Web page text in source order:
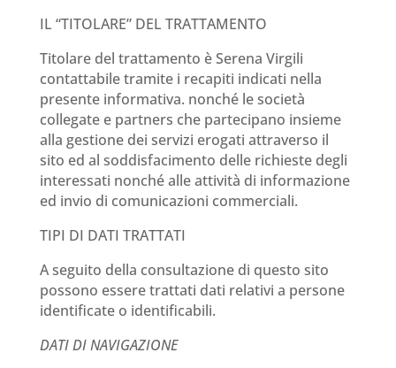
IL “TITOLARE” DEL TRATTAMENTO
Titolare del trattamento è Serena Virgili
contattabile tramite i recapiti indicati nella
presente informativa. nonché le società
collegate e partners che partecipano insieme
alla gestione dei servizi erogati attraverso il
sito ed al soddisfacimento delle richieste degli
interessati nonché alle attività di informazione
ed invio di comunicazioni commerciali.
TIPI DI DATI TRATTATI
A seguito della consultazione di questo sito
possono essere trattati dati relativi a persone
identificate o identificabili.
DATI DI NAVIGAZIONE